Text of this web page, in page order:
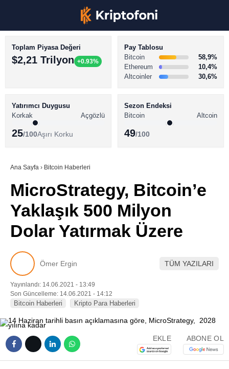
Youtube
TikTok
BİTCOİN HABERLERİ
ALTCOİN HABERLERİ
SÖZLÜK
Toplam Piyasa Değeri
$2,21 Trilyon +0.93%
Pay Tablosu
Bitcoin
58,9%
Ethereum
10,4%
Altcoinler
30,6%
Yatırımcı Duygusu
Korkak
Açgözlü
25/100Aşırı Korku
Sezon Endeksi
Bitcoin
Altcoin
49/100
Ana Sayfa › Bitcoin Haberleri
MicroStrategy, Bitcoin’e
Yaklaşık 500 Milyon
Dolar Yatırmak Üzere
Ömer Ergin TÜM YAZILARI
Yayınlandı: 14.06.2021 - 13:49
Son Güncelleme: 14.06.2021 - 14:12
Bitcoin Haberleri Kripto Para Haberleri
EKLE ABONE OL